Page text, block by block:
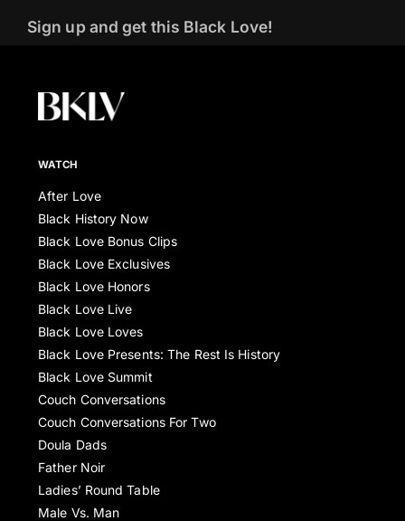
Sign up and get this Black Love!
WATCH
After Love
Black History Now
Black Love Bonus Clips
Black Love Exclusives
Black Love Honors
Black Love Live
Black Love Loves
Black Love Presents: The Rest Is History
Black Love Summit
Couch Conversations
Couch Conversations For Two
Doula Dads
Father Noir
Ladies’ Round Table
Male Vs. Man